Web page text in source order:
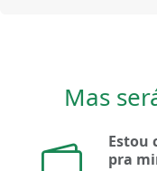
Mas
Estou
pra